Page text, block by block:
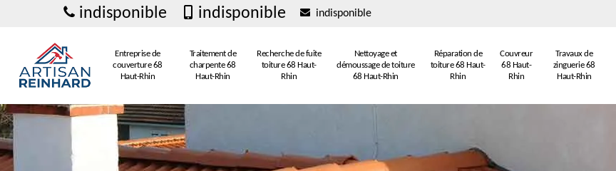
indisponible indisponible indisponible
Entreprise de
couverture 68
Haut-Rhin
Traitement de
charpente 68
Haut-Rhin
Recherche de fuite
toiture 68 Haut-
Rhin
Nettoyage et
démoussage de toiture
68 Haut-Rhin
Réparation de
toiture 68 Haut-
Rhin
Couvreur
68 Haut-
Rhin
Travaux de
zinguerie 68
Haut-Rhin